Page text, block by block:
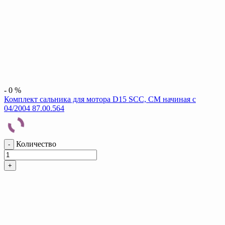
- 0 %
Комплект сальника для мотора D15 SCC, CM начиная с
04/2004 87.00.564
- Количество
+